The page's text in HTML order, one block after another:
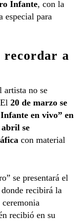
Infante, con la
especial para
recordar a
artista no se
El 20 de marzo se
Infante en vivo” en
abril se
con material
se presentará el
donde recibirá la
ceremonia
recibió en su